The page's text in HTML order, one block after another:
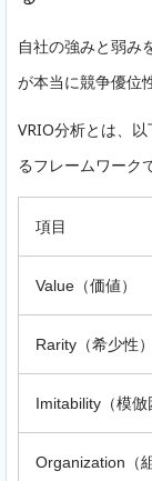
自社の強みと弱み
が本当に競争優位
VRIO分析とは、
るフレームワーク
項目
Value（価値）
Rarity（希少性）
Imitability（模倣
Organization（